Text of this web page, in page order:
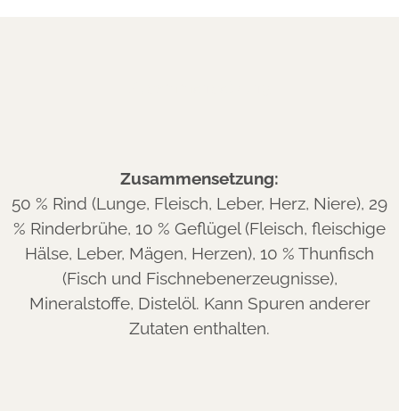
Zusammensetzung:
50 % Rind (Lunge, Fleisch, Leber, Herz, Niere), 29
% Rinderbrühe, 10 % Geflügel (Fleisch, fleischige
Hälse, Leber, Mägen, Herzen), 10 % Thunfisch
(Fisch und Fischnebenerzeugnisse),
Mineralstoffe, Distelöl. Kann Spuren anderer
Zutaten enthalten.